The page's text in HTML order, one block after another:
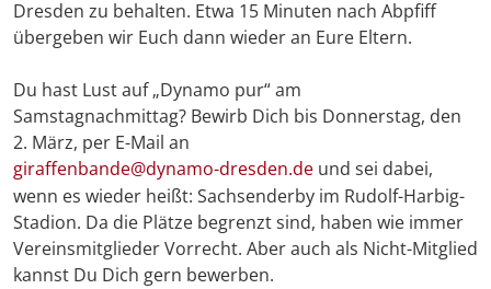
Dresden zu behalten. Etwa 15 Minuten nach Abpfiff
übergeben wir Euch dann wieder an Eure Eltern.
Du hast Lust auf „Dynamo pur“ am
Samstagnachmittag? Bewirb Dich bis Donnerstag, den
2. März, per E-Mail an
giraffenbande@dynamo-dresden.de und sei dabei,
wenn es wieder heißt: Sachsenderby im Rudolf-Harbig-
Stadion. Da die Plätze begrenzt sind, haben wie immer
Vereinsmitglieder Vorrecht. Aber auch als Nicht-Mitglied
kannst Du Dich gern bewerben.